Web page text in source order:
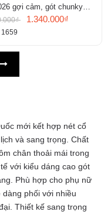
gợi cảm, gót chunky
mũi vuông, hở mũi
1.340.000₫
mới kết hợp nét cổ
và sang trọng. Chất
chân thoải mái trong
với kiểu dáng cao gót
Phù hợp cho phụ nữ
phối với nhiều
Thiết kế sang trọng